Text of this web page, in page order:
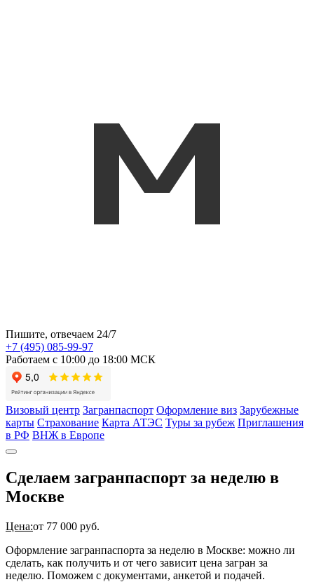
Пишите, отвечаем 24/7
+7 (495) 085-99-97
Работаем с 10:00 до 18:00 МСК
Визовый центр Загранпаспорт Оформление виз Зарубежные
карты Страхование Карта АТЭС Туры за рубеж Приглашения
в РФ ВНЖ в Европе
Сделаем загранпаспорт за неделю в
Москве
Цена:от 77 000 руб.
Оформление загранпаспорта за неделю в Москве: можно ли
сделать, как получить и от чего зависит цена загран за
неделю. Поможем с документами, анкетой и подачей.